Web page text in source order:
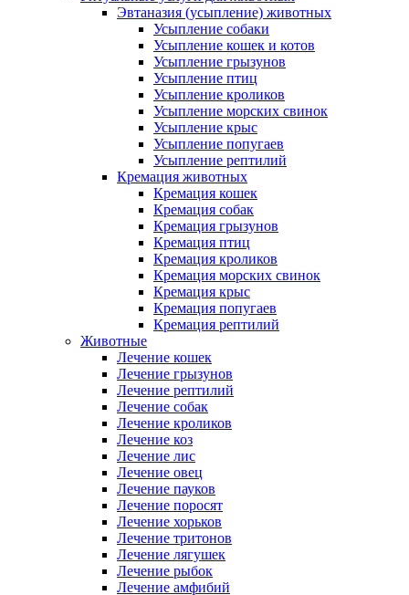
Эвтаназия (усыпление) животных
Усыпление собаки
Усыпление кошек и котов
Усыпление грызунов
Усыпление птиц
Усыпление кроликов
Усыпление морских свинок
Усыпление крыс
Усыпление попугаев
Усыпление рептилий
Кремация животных
Кремация кошек
Кремация собак
Кремация грызунов
Кремация птиц
Кремация кроликов
Кремация морских свинок
Кремация крыс
Кремация попугаев
Кремация рептилий
Животные
Лечение кошек
Лечение грызунов
Лечение рептилий
Лечение собак
Лечение кроликов
Лечение коз
Лечение лис
Лечение овец
Лечение пауков
Лечение поросят
Лечение хорьков
Лечение тритонов
Лечение лягушек
Лечение рыбок
Лечение амфибий